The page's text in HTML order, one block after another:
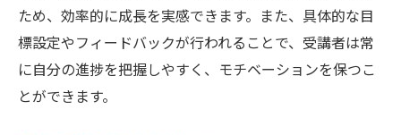
長期間通える安心のサポート体制
個人の成長に合わせたプログラム
練習成果を確認できるフィードバック
群馬県高崎市のスズヨンゴルフクラブでインド
ため、効率的に成長を実感できます。また、具体的な目
標設定やフィードバックが行われることで、受講者は常
に自分の進捗を把握しやすく、モチベーションを保つこ
とができます。